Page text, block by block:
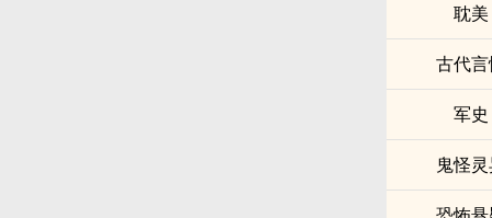
耽美
古代
军史
鬼怪